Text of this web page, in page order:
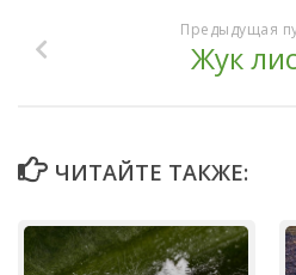
Предыдущая
Жук
ЧИТАЙТЕ ТАКЖЕ: